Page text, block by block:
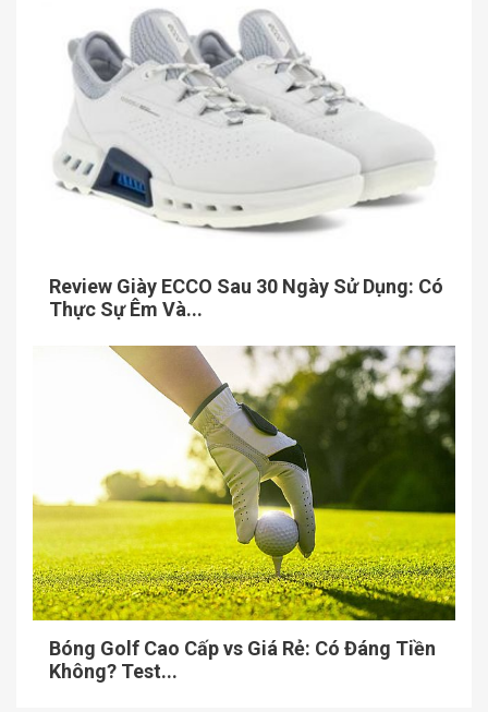
Review Giày ECCO Sau 30 Ngày Sử Dụng: Có
Thực Sự Êm Và...
Bóng Golf Cao Cấp vs Giá Rẻ: Có Đáng Tiền
Không? Test...